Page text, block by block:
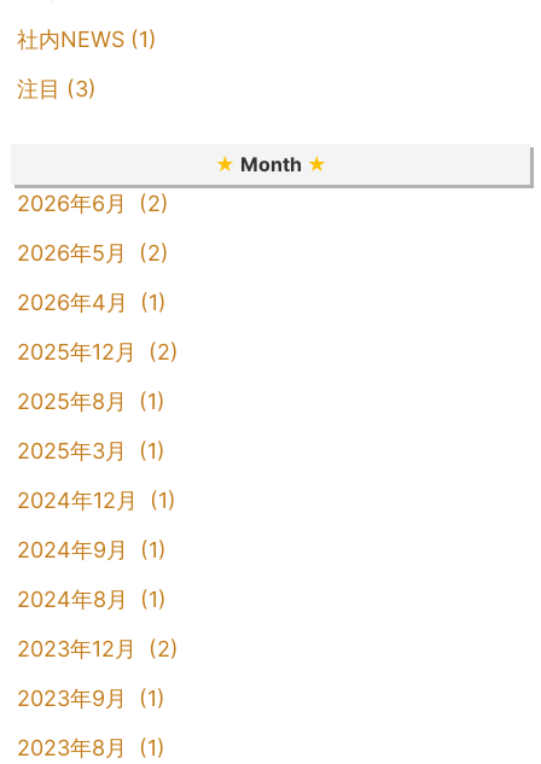
社内NEWS (1)
注目 (3)
★ Month ★
2026年6月 (2)
2026年5月 (2)
2026年4月 (1)
2025年12月 (2)
2025年8月 (1)
2025年3月 (1)
2024年12月 (1)
2024年9月 (1)
2024年8月 (1)
2023年12月 (2)
2023年9月 (1)
2023年8月 (1)